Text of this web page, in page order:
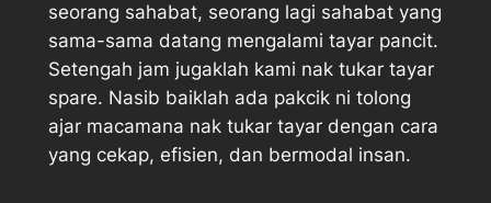
seorang sahabat, seorang lagi sahabat yang
sama-sama datang mengalami tayar pancit.
Setengah jam jugaklah kami nak tukar tayar
spare. Nasib baiklah ada pakcik ni tolong
ajar macamana nak tukar tayar dengan cara
yang cekap, efisien, dan bermodal insan.